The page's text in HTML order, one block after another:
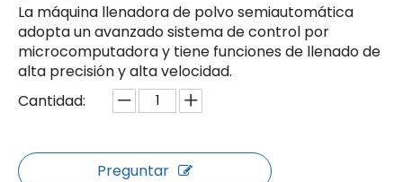
La máquina llenadora de polvo semiautomática
adopta un avanzado sistema de control por
microcomputadora y tiene funciones de llenado de
alta precisión y alta velocidad.
Cantidad:
Preguntar